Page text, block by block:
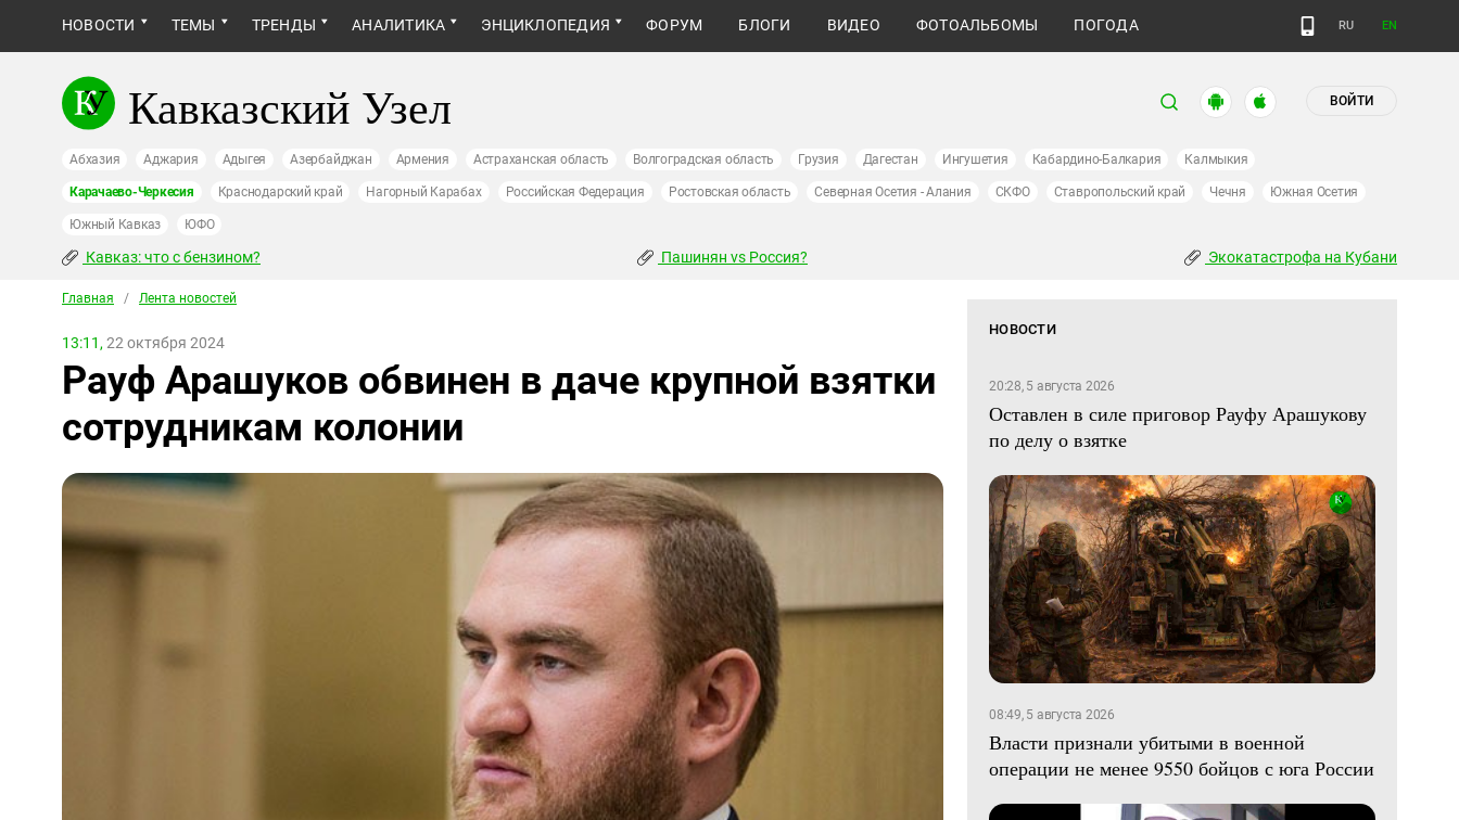
НОВОСТИ ТЕМЫ ТРЕНДЫ АНАЛИТИКА ЭНЦИКЛОПЕДИЯ ФОРУМ БЛОГИ ВИДЕО ФОТОАЛЬБОМЫ ПОГОДА RU EN
Кавказский Узел ВОЙТИ
Абхазия Аджария Адыгея Азербайджан Армения Астраханская область Волгоградская область Грузия Дагестан Ингушетия Кабардино-Балкария Калмыкия
Карачаево-Черкесия Краснодарский край Нагорный Карабах Российская Федерация Ростовская область Северная Осетия - Алания СКФО Ставропольский край Чечня Южная Осетия
Южный Кавказ ЮФО
Кавказ: что с бензином? Пашинян vs Россия? Экокатастрофа на Кубани
Главная / Лента новостей
13:11, 22 октября 2024
Рауф Арашуков обвинен в даче крупной взятки
сотрудникам колонии
НОВОСТИ
20:28, 5 августа 2026
Оставлен в силе приговор Рауфу Арашукову
по делу о взятке
08:49, 5 августа 2026
Власти признали убитыми в военной
операции не менее 9550 бойцов с юга России